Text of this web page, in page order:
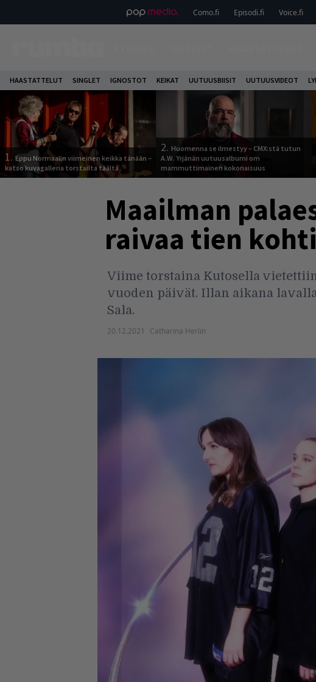
Como.fi Episodi.fi Voice.fi
HAASTATTELUT SINGLET IGNOSTOT KEIKAT UUTUUSBIISIT UUTUUSVIDEOT
1. Eppu Normaalin viimeinen keikka tänään –
katso kuvagalleria torstailta täältä
2. Huomenna se ilmestyy – CMX:stä tutun
A.W. Yrjänän uutuusalbumi om
mammuttimainen kokonaisuus
Maailman
raivaa tien
Viime torstaina Kutosella
vuoden päivät. Illan aikana
Sala.
20.12.2021 Catharina Herlin